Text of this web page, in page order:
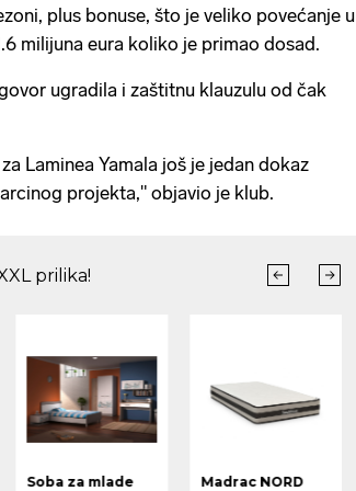
plus bonuse, što je veliko povećanje u
milijuna eura koliko je primao dosad.
ugradila i zaštitnu klauzulu od čak
Laminea Yamala još je jedan dokaz
projekta," objavio je klub.